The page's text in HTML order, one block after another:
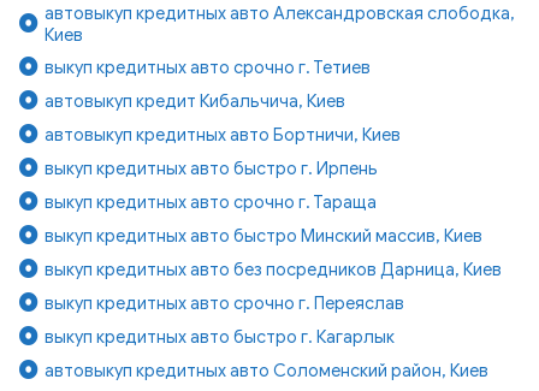
автовыкуп кредитных авто Александровская слободка,
Киев
выкуп кредитных авто срочно г. Тетиев
автовыкуп кредит Кибальчича, Киев
автовыкуп кредитных авто Бортничи, Киев
выкуп кредитных авто быстро г. Ирпень
выкуп кредитных авто срочно г. Тараща
выкуп кредитных авто быстро Минский массив, Киев
выкуп кредитных авто без посредников Дарница, Киев
выкуп кредитных авто срочно г. Переяслав
выкуп кредитных авто быстро г. Кагарлык
автовыкуп кредитных авто Соломенский район, Киев